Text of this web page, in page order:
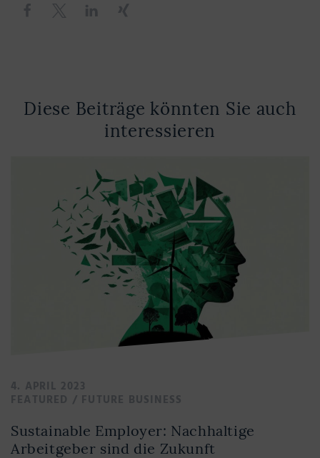
Diese Beiträge könnten Sie auch
interessieren
4. APRIL 2023
FEATURED / FUTURE BUSINESS
Sustainable Employer: Nachhaltige
Arbeitgeber sind die Zukunft